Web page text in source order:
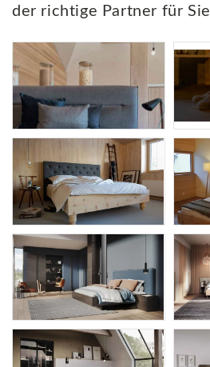
der richtige Partner für Sie